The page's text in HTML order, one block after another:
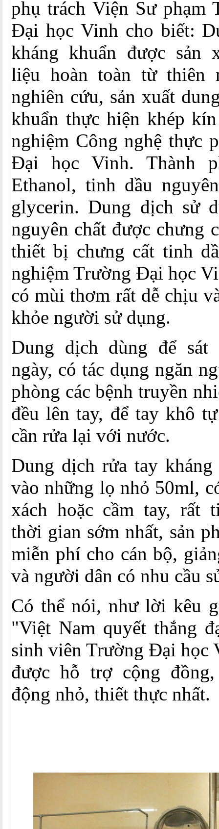
phụ trách Viện Sư phạm
Đại học Vinh cho biết:
kháng khuẩn được sản
liệu hoàn toàn từ thiên
nghiên cứu, sản xuất
khuẩn thực hiện khép
nghiệm Công nghệ thực
Đại học Vinh. Thành
Ethanol, tinh dầu
glycerin. Dung dịch sử
nguyên chất được chưng
thiết bị chưng cất tinh
nghiệm Trường Đại học
có mùi thơm rất dễ chịu
khỏe người sử dụng.
Dung dịch dùng để sát
ngày, có tác dụng ngăn
phòng các bệnh truyền
đều lên tay, để tay khô
cần rửa lại với nước.
Dung dịch rửa tay
vào những lọ nhỏ 50ml,
xách hoặc cầm tay, rất
thời gian sớm nhất, sản
miễn phí cho cán bộ,
và người dân có nhu cầu
Có thể nói, như lời kêu
"Việt Nam quyết thắng
sinh viên Trường Đại học
được hỗ trợ cộng
động nhỏ, thiết thực nhất.